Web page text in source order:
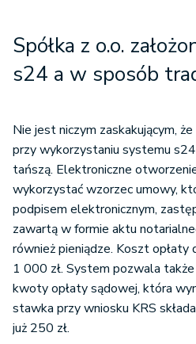
Spółka z o.o.
s24 a w sposób
Nie jest niczym zaskakującym, że
przy wykorzystaniu systemu
tańszą. Elektroniczne
wykorzystać wzorzec umowy,
podpisem elektronicznym,
zawartą w formie aktu
również pieniądze. Koszt opłaty
1 000 zł. System pozwala
kwoty opłaty sądowej, która
stawka przy wniosku KRS
już 250 zł.